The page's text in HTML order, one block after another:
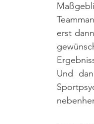
erst
Und